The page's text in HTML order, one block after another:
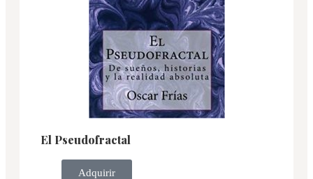
El Pseudofractal
Adquirir